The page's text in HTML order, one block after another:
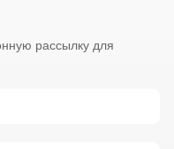
рассылку для